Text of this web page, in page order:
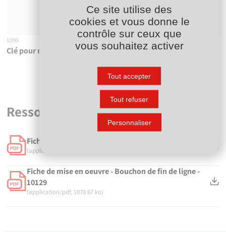
1099
Clé pour raccords Série 1
796000
Cône à chanfreiner pour
Du d20 au d63
Ressources
Fiche technique - Bouchon de fin de ligne - 10129
(application/pdf, 167.39 ko)
Fiche de mise en oeuvre - Bouchon de fin de ligne -
10129
(application/pdf, 1078.67 ko)
Ce site utilise des
cookies et vous donne le
contrôle sur ceux que
vous souhaitez activer
Tout accepter
Tout refuser
Personnaliser